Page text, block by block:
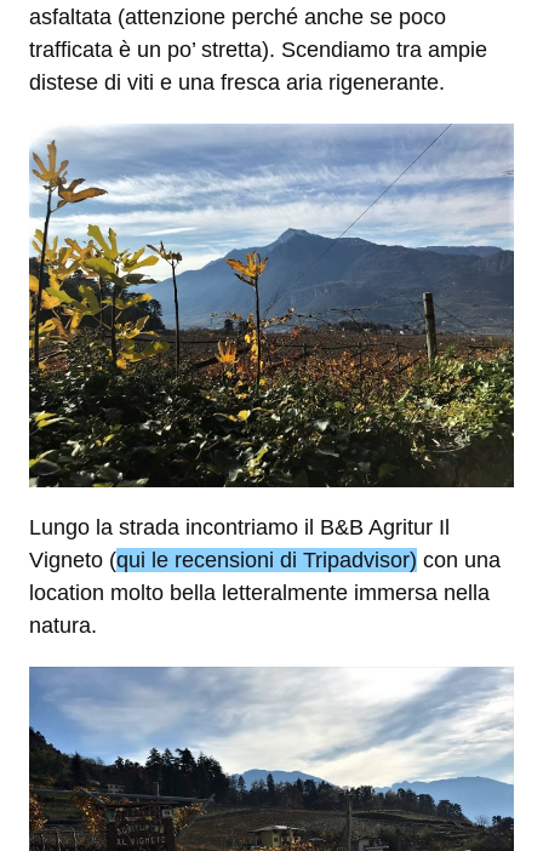
asfaltata (attenzione perché anche se poco
trafficata è un po’ stretta). Scendiamo tra ampie
distese di viti e una fresca aria rigenerante.
Lungo la strada incontriamo il B&B Agritur Il
Vigneto (qui le recensioni di Tripadvisor) con una
location molto bella letteralmente immersa nella
natura.